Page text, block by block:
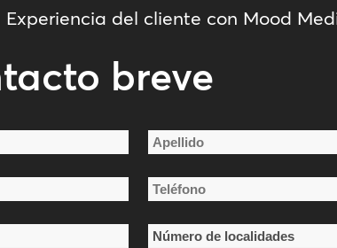
Experiencia del cliente con Mood
breve
Apellido
Teléfono
Número